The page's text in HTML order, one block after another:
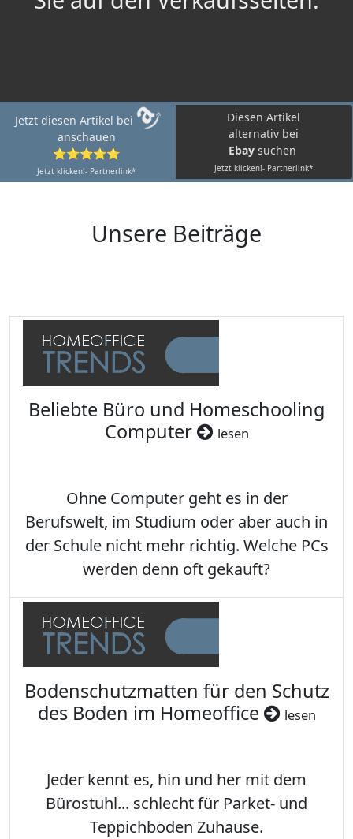
Jetzt diesen Artikel bei
anschauen
⭐⭐⭐⭐⭐
Jetzt klicken!- Partnerlink*
Diesen Artikel
alternativ bei
Ebay suchen
Jetzt klicken!- Partnerlink*
Unsere Beiträge
Beliebte Büro und Homeschooling
Computer
lesen
Ohne Computer geht es in der
Berufswelt, im Studium oder aber auch in
der Schule nicht mehr richtig. Welche PCs
werden denn oft gekauft?
Bodenschutzmatten für den Schutz
des Boden im Homeoffice
lesen
Jeder kennt es, hin und her mit dem
Bürostuhl... schlecht für Parket- und
Teppichböden Zuhause.